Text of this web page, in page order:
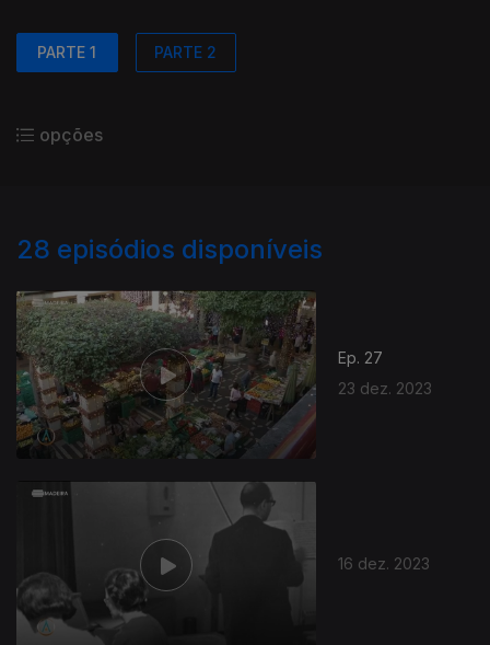
PARTE 1 PARTE 2
opções
28 episódios disponíveis
Ep. 27
23 dez. 2023
16 dez. 2023